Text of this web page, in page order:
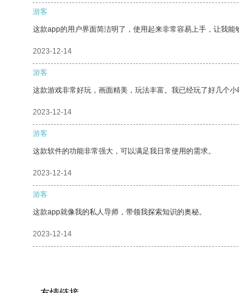
游客
这款app的用户界面简洁明了，使用起来非常容易上手，让我
2023-12-14
游客
这款游戏非常好玩，画面精美，玩法丰富。我已经玩了好几个小
2023-12-14
游客
这款软件的功能非常强大，可以满足我日常使用的需求。
2023-12-14
游客
这款app就像我的私人导师，带领我探索知识的奥秘。
2023-12-14